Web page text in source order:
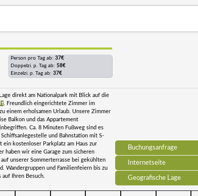
Buchungsanfrage
Internetseite
Geografische Lage
Person pro Tag ab: 37€
Doppelzi. p. Tag ab: 58€
Einzelzi. p. Tag ab: 37€
direkt am Nationalpark mit Blick auf die
. Freundlich eingerichtete Zimmer im
einem erholsamen Urlaub. Unsere Zimmer
Balkon und das Appartement
Ca. 8 Minuten Fußweg sind es
und Bahnstation mit S-
ein kostenloser Parkplatz am Haus zur
haben wir eine Garage zum sicheren
unserer Sommerterrasse bei gekühlten
Wandergruppen und Familienfeiern bis zu
Ihren Besuch.